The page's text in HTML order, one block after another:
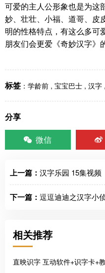
可爱的主人公形象也是为这
妙、壮壮、小福、道哥、皮
明的性格特点，有这么多可
朋友们会更爱《奇妙汉字》的
标签 ： 学龄前 , 宝宝巴士 , 汉字 ,
分享
微信
上一篇： 汉字乐园 15集视频
下一篇： 逗逗迪迪之汉字小
相关推荐
直映识字 互动软件+识字卡+